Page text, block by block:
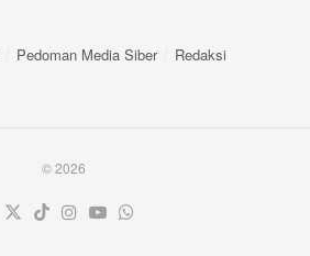
Pedoman Media Siber Redaksi
© 2026